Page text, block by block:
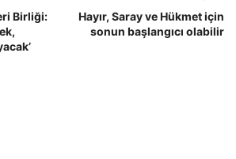
Birliği:
Hayır, Saray ve Hükmet için
sonun başlangıcı olabilir